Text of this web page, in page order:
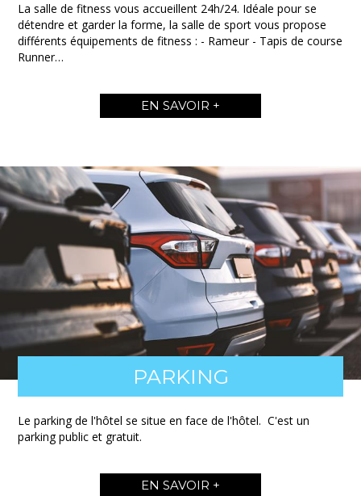
La salle de fitness vous accueillent 24h/24. Idéale pour se
détendre et garder la forme, la salle de sport vous propose
différents équipements de fitness : - Rameur - Tapis de course
Runner…
EN SAVOIR +
PARKING
Le parking de l'hôtel se situe en face de l'hôtel. C'est un
parking public et gratuit.
EN SAVOIR +